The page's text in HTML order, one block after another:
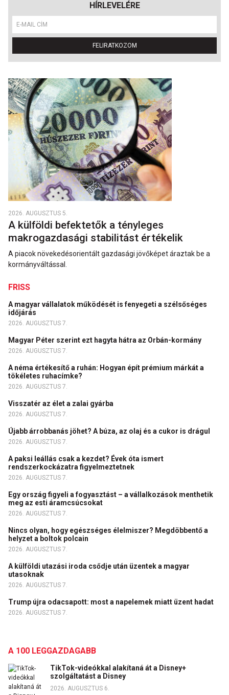
HÍRLEVELÉRE
FELIRATKOZOM
2026. AUGUSZTUS 5.
A külföldi befektetők a tényleges
makrogazdasági stabilitást értékelik
A piacok növekedésorientált gazdasági jövőképet áraztak be a
kormányváltással.
FRISS
A magyar vállalatok működését is fenyegeti a szélsőséges
időjárás
2026. AUGUSZTUS 7.
Magyar Péter szerint ezt hagyta hátra az Orbán-kormány
2026. AUGUSZTUS 7.
A néma értékesítő a ruhán: Hogyan épít prémium márkát a
tökéletes ruhacímke?
2026. AUGUSZTUS 7.
Visszatér az élet a zalai gyárba
2026. AUGUSZTUS 7.
Újabb árrobbanás jöhet? A búza, az olaj és a cukor is drágul
2026. AUGUSZTUS 7.
A paksi leállás csak a kezdet? Évek óta ismert
rendszerkockázatra figyelmeztetnek
2026. AUGUSZTUS 7.
Egy ország figyeli a fogyasztást – a vállalkozások menthetik
meg az esti áramcsúcsokat
2026. AUGUSZTUS 7.
Nincs olyan, hogy egészséges élelmiszer? Megdöbbentő a
helyzet a boltok polcain
2026. AUGUSZTUS 7.
A külföldi utazási iroda csődje után üzentek a magyar
utasoknak
2026. AUGUSZTUS 7.
Trump újra odacsapott: most a napelemek miatt üzent hadat
2026. AUGUSZTUS 7.
A 100 LEGGAZDAGABB
TikTok-videókkal alakítaná át a Disney+
szolgáltatást a Disney
2026. AUGUSZTUS 6.